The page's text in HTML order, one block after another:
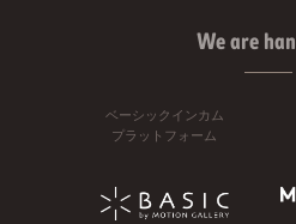
We are
ベーシックインカム
プラットフォーム